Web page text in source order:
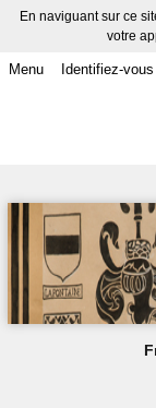
En naviguant sur ce
votre
Menu Identifiez-vous